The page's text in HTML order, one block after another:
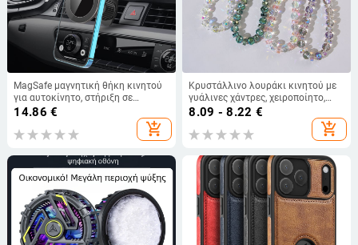
MagSafe μαγνητική θήκη κινητού
για αυτοκίνητο, στήριξη σε
εξαερισμό και πλοήγηση
14.86 €
add_shopping_cart
Κρυστάλλινο λουράκι κινητού με
γυάλινες χάντρες, χειροποίητο,
προσαρμόσιμο, unisex, μεταλλικό
8.09 - 8.22 €
add_shopping_cart